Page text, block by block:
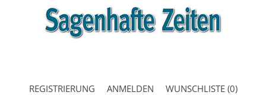
REGISTRIERUNG ANMELDEN WUNSCHLISTE (0)